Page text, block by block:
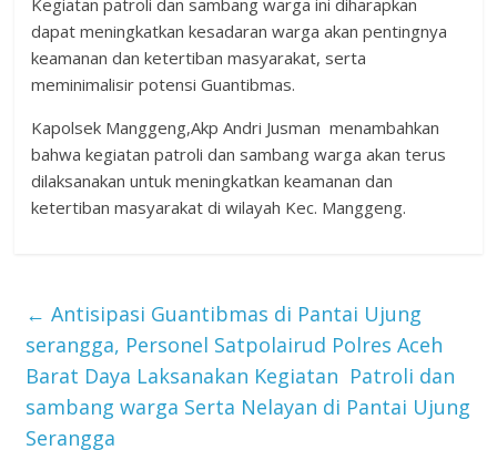
Kegiatan patroli dan sambang warga ini diharapkan
dapat meningkatkan kesadaran warga akan pentingnya
keamanan dan ketertiban masyarakat, serta
meminimalisir potensi Guantibmas.
Kapolsek Manggeng,Akp Andri Jusman menambahkan
bahwa kegiatan patroli dan sambang warga akan terus
dilaksanakan untuk meningkatkan keamanan dan
ketertiban masyarakat di wilayah Kec. Manggeng.
← Antisipasi Guantibmas di Pantai Ujung
serangga, Personel Satpolairud Polres Aceh
Barat Daya Laksanakan Kegiatan Patroli dan
sambang warga Serta Nelayan di Pantai Ujung
Serangga